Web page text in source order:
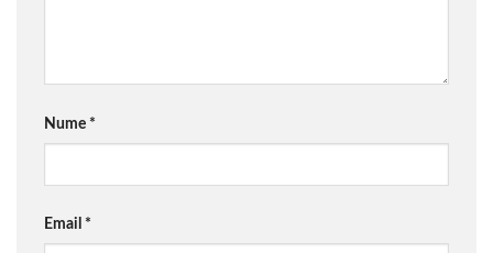
Nume *
Email *